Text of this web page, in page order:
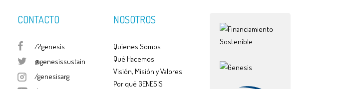
CONTACTO
/2genesis
@genesissustain
/genesisarg
NOSOTROS
Quienes Somos
Qué Hacemos
Visión, Misión y Valores
Por qué GENESIS